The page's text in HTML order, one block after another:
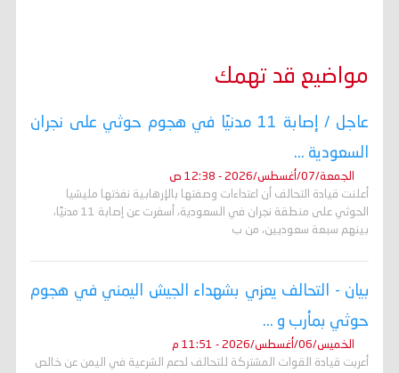
مواضيع قد تهمك
عاجل / إصابة 11 مدنيًا في هجوم حوثي على نجران
السعودية ...
الجمعة/07/أغسطس/2026 - 12:38 ص
أعلنت قيادة التحالف أن اعتداءات وصفتها بالإرهابية نفذتها مليشيا
الحوثي على منطقة نجران في السعودية، أسفرت عن إصابة 11 مدنيًا،
بينهم سبعة سعوديين، من ب
بيان - التحالف يعزي بشهداء الجيش اليمني في هجوم
حوثي بمأرب و ...
الخميس/06/أغسطس/2026 - 11:51 م
أعربت قيادة القوات المشتركة للتحالف لدعم الشرعية في اليمن عن خالص